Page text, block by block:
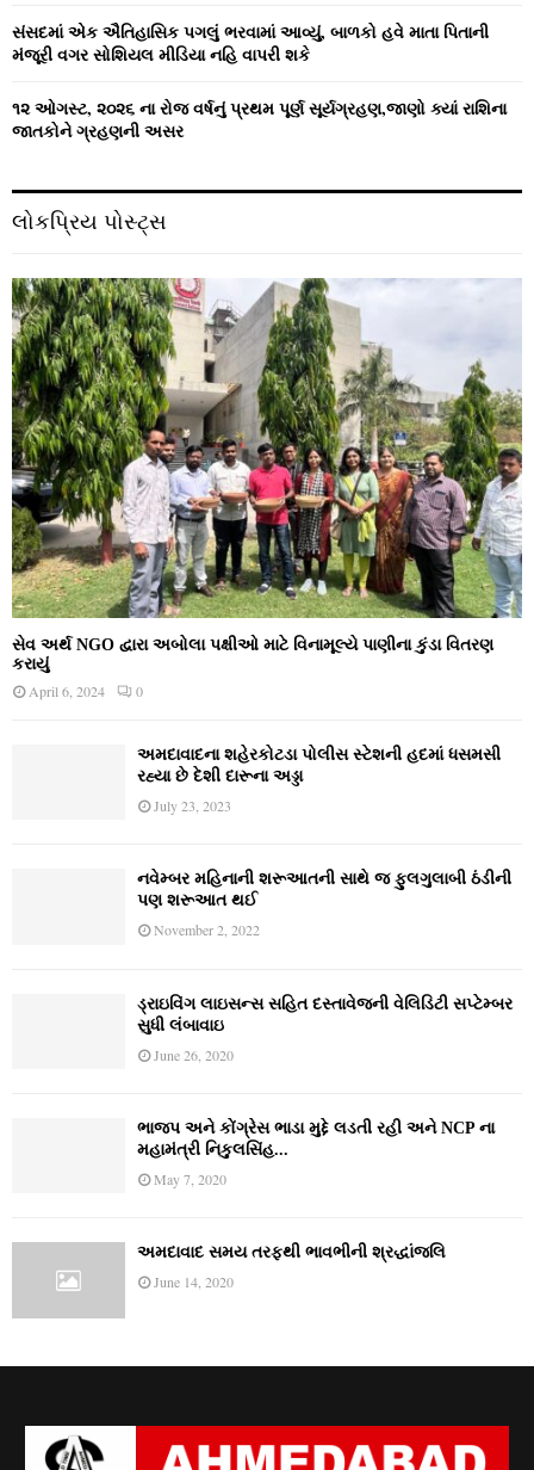
સંસદમાં એક ઐતિહાસિક પગલું ભરવામાં આવ્યું, બાળકો હવે માતા પિતાની
મંજૂરી વગર સોશિયલ મીડિયા નહિ વાપરી શકે
૧૨ ઓગસ્ટ, ૨૦૨૬ ના રોજ વર્ષનું પ્રથમ પૂર્ણ સૂર્યગ્રહણ,જાણો ક્યાં રાશિના
જાતકોને ગ્રહણની અસર
લોકપ્રિય પોસ્ટ્સ
સેવ અર્થ NGO દ્વારા અબોલા પક્ષીઓ માટે વિનામૂલ્યે પાણીના કુંડા વિતરણ
કરાયું
April 6, 2024 0
અમદાવાદના શહેરકોટડા પોલીસ સ્ટેશની હદમાં ધસમસી
રહ્યા છે દેશી દારૂના અડ્ડા
July 23, 2023
નવેમ્‍બર મહિનાની શરૂઆતની સાથે જ ફુલગુલાબી ઠંડીની
પણ શરૂઆત થઈ
November 2, 2022
ડ્રાઇવિંગ લાઇસન્સ સહિત દસ્તાવેજની વેલિડિટી સપ્ટેમ્બર
સુધી લંબાવાઇ
June 26, 2020
ભાજપ અને કોંગ્રેસ ભાડા મુદ્દે લડતી રહી અને NCP ના
મહામંત્રી નિકુલસિંહ...
May 7, 2020
અમદાવાદ સમય તરફથી ભાવભીની શ્રદ્ધાંજલિ
June 14, 2020